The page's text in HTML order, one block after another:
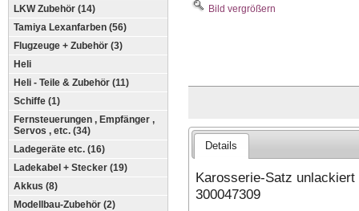
LKW Zubehör (14)
Tamiya Lexanfarben (56)
Flugzeuge + Zubehör (3)
Heli
Heli - Teile & Zubehör (11)
Schiffe (1)
Fernsteuerungen , Empfänger ,
Servos , etc. (34)
Ladegeräte etc. (16)
Ladekabel + Stecker (19)
Akkus (8)
Modellbau-Zubehör (2)
Bild vergrößern
Details
Karosserie-Satz
300047309